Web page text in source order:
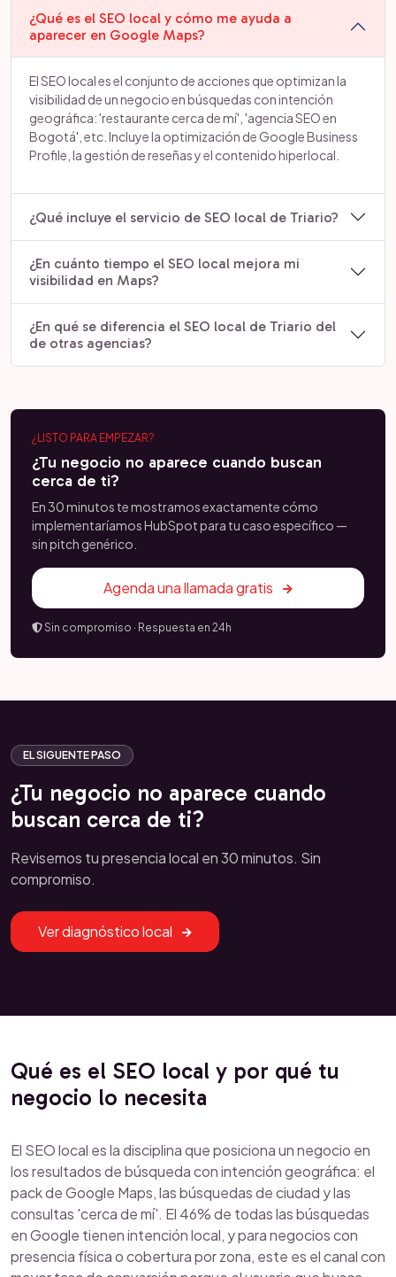
¿Qué es el SEO local y cómo me ayuda a
aparecer en Google Maps?
El SEO local es el conjunto de acciones que optimizan la
visibilidad de un negocio en búsquedas con intención
geográfica: 'restaurante cerca de mí', 'agencia SEO en
Bogotá', etc. Incluye la optimización de Google Business
Profile, la gestión de reseñas y el contenido hiperlocal.
¿Qué incluye el servicio de SEO local de Triario?
¿En cuánto tiempo el SEO local mejora mi
visibilidad en Maps?
¿En qué se diferencia el SEO local de Triario del
de otras agencias?
¿LISTO PARA EMPEZAR?
¿Tu negocio no aparece cuando buscan
cerca de ti?
En 30 minutos te mostramos exactamente cómo
implementaríamos HubSpot para tu caso específico —
sin pitch genérico.
Agenda una llamada gratis
Sin compromiso · Respuesta en 24h
EL SIGUENTE PASO
¿Tu negocio no aparece cuando
buscan cerca de ti?
Revisemos tu presencia local en 30 minutos. Sin
compromiso.
Ver diagnóstico local
Qué es el SEO local y por qué tu
negocio lo necesita
El SEO local es la disciplina que posiciona un negocio en
los resultados de búsqueda con intención geográfica: el
pack de Google Maps, las búsquedas de ciudad y las
consultas 'cerca de mí'. El 46% de todas las búsquedas
en Google tienen intención local, y para negocios con
presencia física o cobertura por zona, este es el canal con